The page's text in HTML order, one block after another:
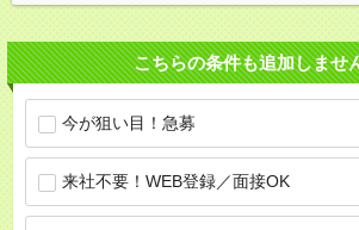
こちらの条件も追加しませ
今が狙い目！急募
来社不要！WEB登録／面接OK